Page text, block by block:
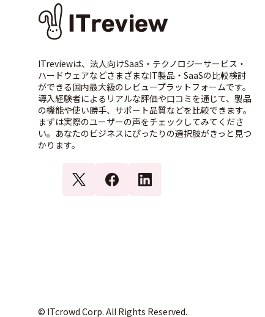
ITreviewは、法人向けSaaS・テクノロジーサービス・
ハードウェアなどさまざまなIT製品・SaaSの比較検討
ができる国内最大級のレビュープラットフォームです。
導入経験者によるリアルな評価や口コミを通じて、製品
の機能や使い勝手、サポート品質などを比較できます。
まずは実際のユーザーの声をチェックしてみてくださ
い。あなたのビジネスにぴったりの選択肢がきっと見つ
かります。
© ITcrowd Corp. All Rights Reserved.